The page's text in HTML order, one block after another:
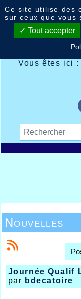
Vous êtes ici :
Nouvelles
Journée Qualif
par bdecatoire
Ce site utilise des
sur ceux que vous
Tout accepter